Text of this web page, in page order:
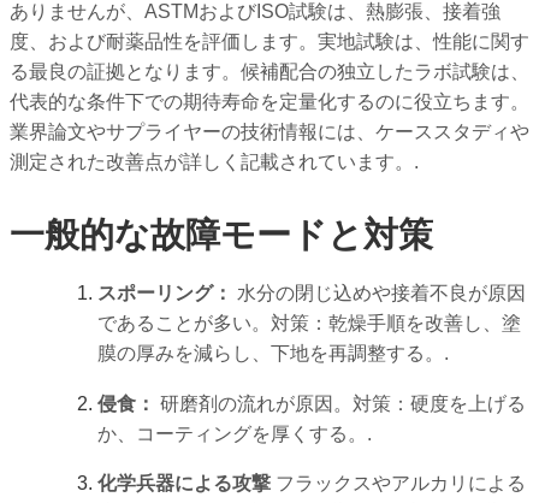
ありませんが、ASTMおよびISO試験は、熱膨張、接着強
度、および耐薬品性を評価します。実地試験は、性能に関す
る最良の証拠となります。候補配合の独立したラボ試験は、
代表的な条件下での期待寿命を定量化するのに役立ちます。
業界論文やサプライヤーの技術情報には、ケーススタディや
測定された改善点が詳しく記載されています。.
一般的な故障モードと対策
スポーリング：
水分の閉じ込めや接着不良が原因
であることが多い。対策：乾燥手順を改善し、塗
膜の厚みを減らし、下地を再調整する。.
侵食： 研磨剤の流れが原因。対策：硬度を上げる
か、コーティングを厚くする。.
化学兵器による攻撃フラックスやアルカリによる